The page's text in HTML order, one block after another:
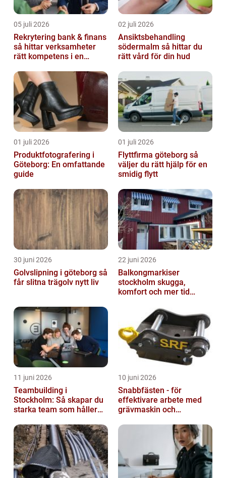
05 juli 2026
Rekrytering bank & finans
så hittar verksamheter
rätt kompetens i en
02 juli 2026
Ansiktsbehandling
södermalm så hittar du
rätt vård för din hud
01 juli 2026
Produktfotografering i
Göteborg: En omfattande
guide
01 juli 2026
Flyttfirma göteborg så
väljer du rätt hjälp för en
smidig flytt
30 juni 2026
Golvslipning i göteborg så
får slitna trägolv nytt liv
22 juni 2026
Balkongmarkiser
stockholm skugga,
komfort och mer tid
11 juni 2026
Teambuilding i
Stockholm: Så skapar du
starka team som håller
10 juni 2026
Snabbfästen - för
effektivare arbete med
grävmaskin och